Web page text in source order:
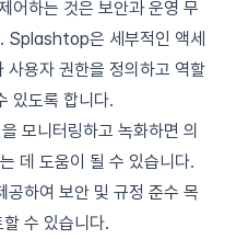
어하는 ​​것은 보안과 운영 무
Splashtop은 세부적인 액세
사용자 권한을 정의하고 역할
있도록 합니다.
모니터링하고 녹화하면 의
데 도움이 될 수 있습니다.
하여 보안 및 규정 준수 목
수 있습니다.